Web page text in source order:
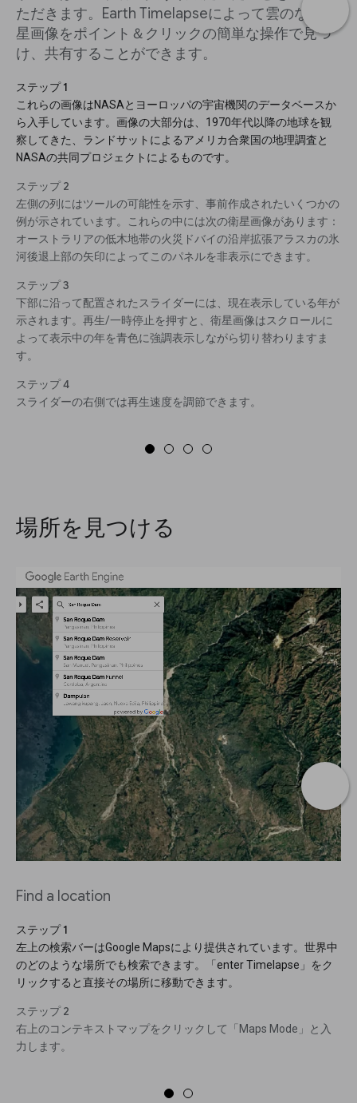
ただきます。Earth Timelapseによって雲のない衛
星画像をポイント＆クリックの簡単な操作で見つ
け、共有することができます。
ステップ 1
これらの画像はNASAとヨーロッパの宇宙機関のデータベースか
ら入手しています。画像の大部分は、1970年代以降の地球を観
察してきた、ランドサットによるアメリカ合衆国の地理調査と
NASAの共同プロジェクトによるものです。
ステップ 2
左側の列にはツールの可能性を示す、事前作成されたいくつかの
例が示されています。これらの中には次の衛星画像があります：
オーストラリアの低木地帯の火災ドバイの沿岸拡張アラスカの氷
河後退上部の矢印によってこのパネルを非表示にできます。
ステップ 3
下部に沿って配置されたスライダーには、現在表示している年が
示されます。再生/一時停止を押すと、衛星画像はスクロールに
よって表示中の年を青色に強調表示しながら切り替わりますま
す。
ステップ 4
スライダーの右側では再生速度を調節できます。
場所を見つける
Find a location
ステップ 1
左上の検索バーはGoogle Mapsにより提供されています。世界中
のどのような場所でも検索できます。「enter Timelapse」をク
リックすると直接その場所に移動できます。
ステップ 2
右上のコンテキストマップをクリックして「Maps Mode」と入
力します。